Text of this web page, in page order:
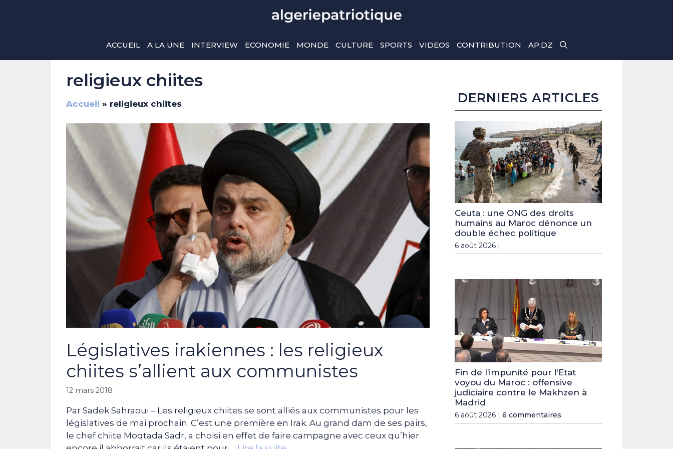
ACCUEIL A LA UNE INTERVIEW ECONOMIE MONDE CULTURE SPORTS VIDEOS CONTRIBUTION AP.DZ
religieux chiites
Accueil » religieux chiites
Législatives irakiennes : les religieux
chiites s’allient aux communistes
12 mars 2018
Par Sadek Sahraoui – Les religieux chiites se sont alliés aux communistes pour les
législatives de mai prochain. C’est une première en Irak. Au grand dam de ses pairs,
le chef chiite Moqtada Sadr, a choisi en effet de faire campagne avec ceux qu’hier
DERNIERS ARTICLES
Ceuta : une ONG des droits
humains au Maroc dénonce un
double échec politique
6 août 2026 |
Fin de l’impunité pour l’Etat
voyou du Maroc : offensive
judiciaire contre le Makhzen à
Madrid
6 août 2026 | 6 commentaires